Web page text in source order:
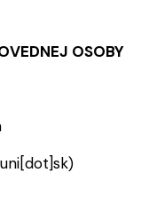
OSOBY